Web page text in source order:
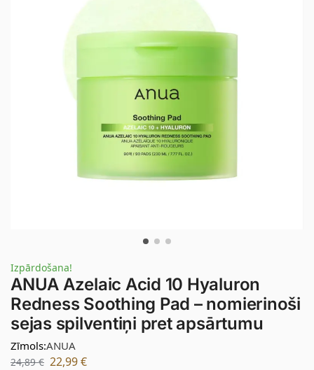
Izpārdošana!
ANUA Azelaic Acid 10 Hyaluron
Redness Soothing Pad – nomierinoši
sejas spilventiņi pret apsārtumu
Zīmols:ANUA
24,89€ 22,99€